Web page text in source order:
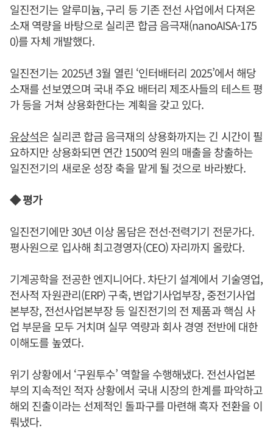
일진전기는 알루미늄, 구리 등 기존 전선 사업에서 다져온
소재 역량을 바탕으로 실리콘 합금 음극재(nanoAISA-175
0)를 자체 개발했다.
일진전기는 2025년 3월 열린 ‘인터배터리 2025’에서 해당
소재를 선보였으며 국내 주요 배터리 제조사들의 테스트 평
가 등을 거쳐 상용화한다는 계획을 갖고 있다.
유상석은 실리콘 합금 음극재의 상용화까지는 긴 시간이 필
요하지만 상용화되면 연간 1500억 원의 매출을 창출하는
일진전기의 새로운 성장 축을 맡게 될 것으로 바라봤다.
◆ 평가
일진전기에만 30년 이상 몸담은 전선·전력기기 전문가다.
평사원으로 입사해 최고경영자(CEO) 자리까지 올랐다.
기계공학을 전공한 엔지니어다. 차단기 설계에서 기술영업,
전사적 자원관리(ERP) 구축, 변압기사업부장, 중전기사업
본부장, 전선사업본부장 등 일진전기의 전 제품과 핵심 사
업 부문을 모두 거치며 실무 역량과 회사 경영 전반에 대한
이해도를 높였다.
위기 상황에서 ‘구원투수’ 역할을 수행해냈다. 전선사업본
부의 지속적인 적자 상황에서 국내 시장의 한계를 파악하고
해외 진출이라는 선제적인 돌파구를 마련해 흑자 전환을 이
뤄냈다.